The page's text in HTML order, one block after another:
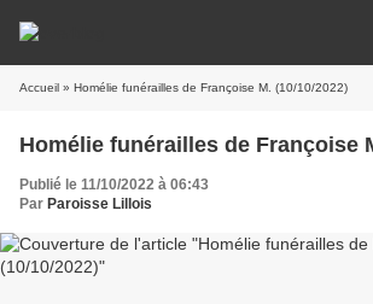
Accueil » Homélie funérailles de Françoise M. (10/10/2022)
Homélie funérailles de Françoise
Publié le 11/10/2022 à 06:43
Par Paroisse Lillois